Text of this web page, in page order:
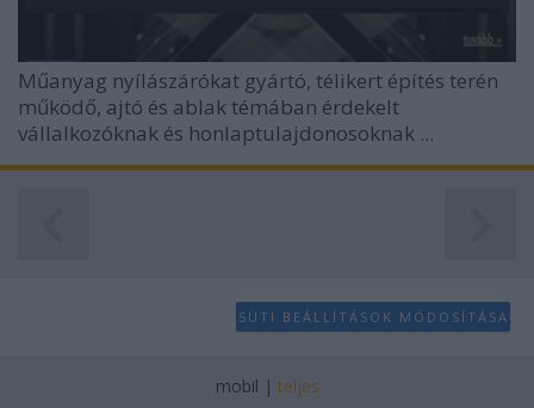
Műanyag nyílászárókat gyártó, télikert építés terén
működő, ajtó és ablak témában érdekelt
vállalkozóknak és honlaptulajdonosoknak ...
SÜTI BEÁLLÍTÁSOK MÓDOSÍTÁSA
mobil | teljes